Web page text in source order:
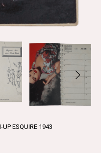
UP ESQUIRE 1943